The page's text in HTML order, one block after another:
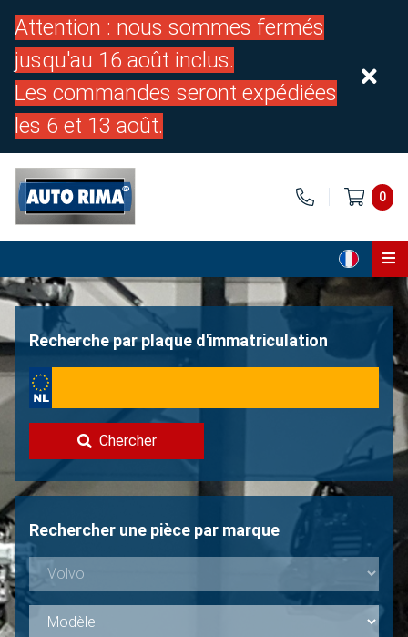
Attention : nous sommes fermés
jusqu'au 16 août inclus.
Les commandes seront expédiées
les 6 et 13 août.
0
Page d'accueil
À propos de nous
Contacter
Vendre une Volvo?
Non trouvée?
Recherche par plaque d'immatriculation
Chercher
Rechercher une pièce par marque